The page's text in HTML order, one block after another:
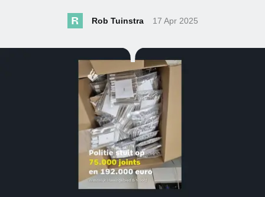
English (United Kingdom)
English (United States)
Spanish (Spain)
Spanish (Latin America)
R Rob Tuinstra 17 Apr 2025